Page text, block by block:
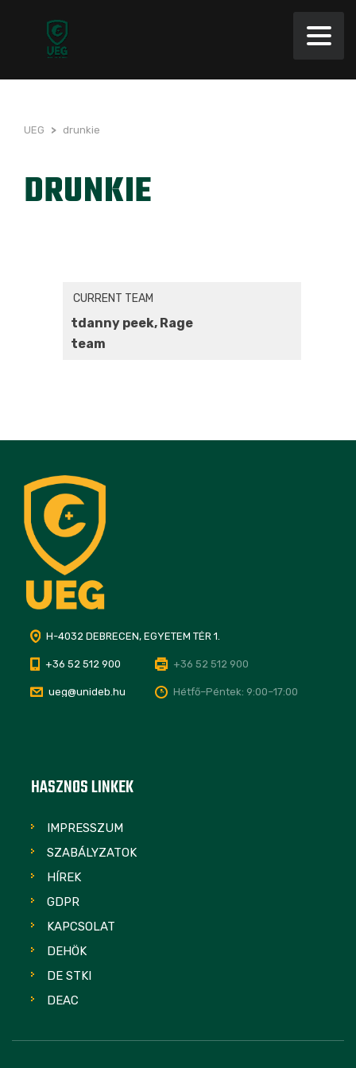
UEG > drunkie
DRUNKIE
CURRENT TEAM
tdanny peek, Rage
team
H-4032 DEBRECEN, EGYETEM TÉR 1.
+36 52 512 900 +36 52 512 900
ueg@unideb.hu Hétfő–Péntek: 9:00–17:00
HASZNOS LINKEK
IMPRESSZUM
SZABÁLYZATOK
HÍREK
GDPR
KAPCSOLAT
DEHÖK
DE STKI
DEAC